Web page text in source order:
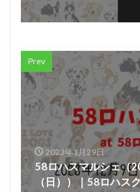
Prev
2023年1月29日
58ロハスマルシェ（
（日））｜58ロハス